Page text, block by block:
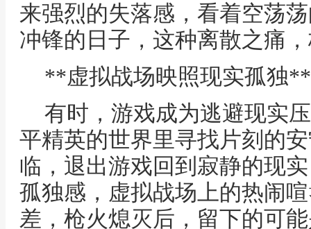
来强烈的失落感，看着空荡
冲锋的日子，这种离散之痛
**虚拟战场映照现实孤独**
有时，游戏成为逃避现实
平精英的世界里寻找片刻的
临，退出游戏回到寂静的现
孤独感，虚拟战场上的热闹
差，枪火熄灭后，留下的可